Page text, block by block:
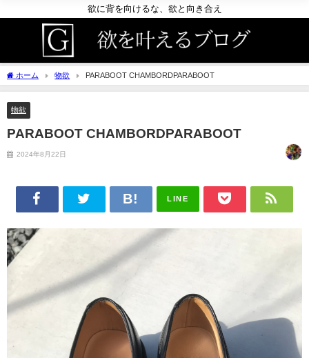
欲に背を向けるな、欲と向き合え
ホーム 物欲 PARABOOT CHAMBORDPARABOOT
物欲
PARABOOT CHAMBORDPARABOOT
2024年8月22日
LINE